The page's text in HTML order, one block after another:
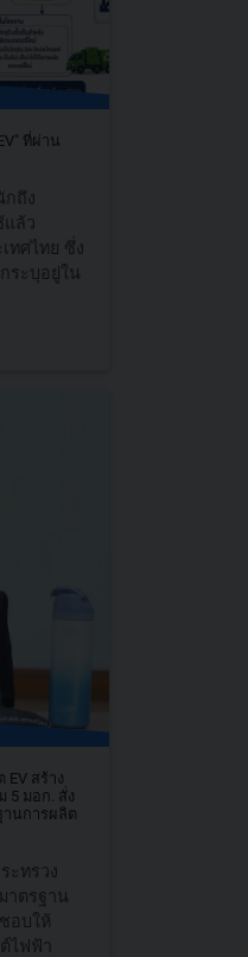
ที่ผ่าน
กถึง
แล้ว
ทศไทย ซึ่ง
ระบุอยู่ใน
EV สร้าง
5 มอก. สั่ง
านการผลิต
ะทรวง
าตรฐาน
อบให้
ไฟฟ้า